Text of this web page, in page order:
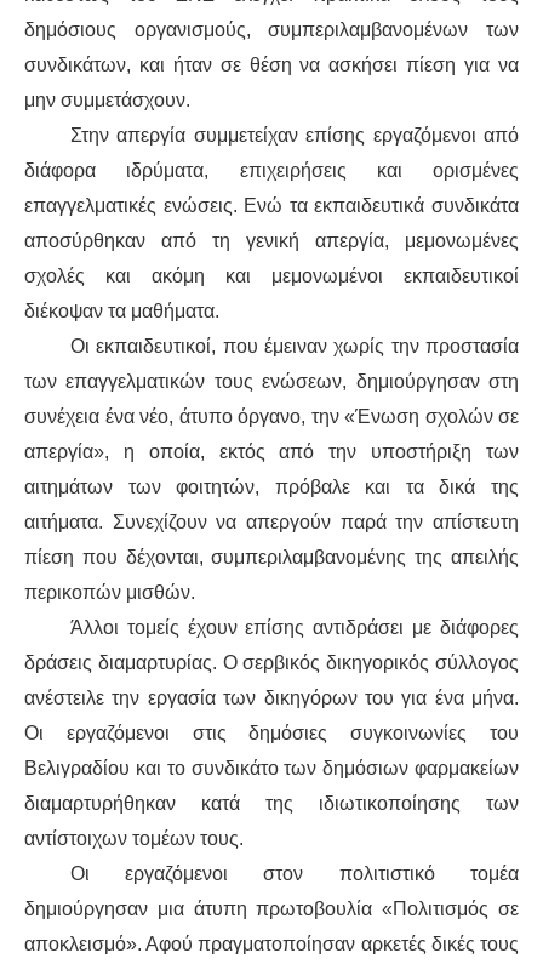
δημόσιους οργανισμούς, συμπεριλαμβανομένων των
συνδικάτων, και ήταν σε θέση να ασκήσει πίεση για να
μην συμμετάσχουν.
Στην απεργία συμμετείχαν επίσης εργαζόμενοι από
διάφορα ιδρύματα, επιχειρήσεις και ορισμένες
επαγγελματικές ενώσεις. Ενώ τα εκπαιδευτικά συνδικάτα
αποσύρθηκαν από τη γενική απεργία, μεμονωμένες
σχολές και ακόμη και μεμονωμένοι εκπαιδευτικοί
διέκοψαν τα μαθήματα.
Οι εκπαιδευτικοί, που έμειναν χωρίς την προστασία
των επαγγελματικών τους ενώσεων, δημιούργησαν στη
συνέχεια ένα νέο, άτυπο όργανο, την «Ένωση σχολών σε
απεργία», η οποία, εκτός από την υποστήριξη των
αιτημάτων των φοιτητών, πρόβαλε και τα δικά της
αιτήματα. Συνεχίζουν να απεργούν παρά την απίστευτη
πίεση που δέχονται, συμπεριλαμβανομένης της απειλής
περικοπών μισθών.
Άλλοι τομείς έχουν επίσης αντιδράσει με διάφορες
δράσεις διαμαρτυρίας. Ο σερβικός δικηγορικός σύλλογος
ανέστειλε την εργασία των δικηγόρων του για ένα μήνα.
Οι εργαζόμενοι στις δημόσιες συγκοινωνίες του
Βελιγραδίου και το συνδικάτο των δημόσιων φαρμακείων
διαμαρτυρήθηκαν κατά της ιδιωτικοποίησης των
αντίστοιχων τομέων τους.
Οι εργαζόμενοι στον πολιτιστικό τομέα
δημιούργησαν μια άτυπη πρωτοβουλία «Πολιτισμός σε
αποκλεισμό». Αφού πραγματοποίησαν αρκετές δικές τους